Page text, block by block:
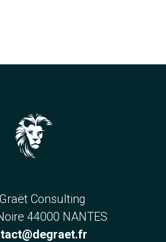
Consulting
44000 NANTES